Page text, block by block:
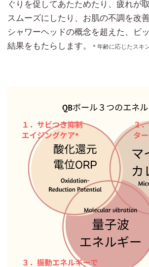
ぐりを促してあたためたり、疲れが
スムーズにしたり、お肌の不調を改
シャワーヘッドの概念を超えた、ビ
結果をもたらします。
＊年齢に応じたスキ